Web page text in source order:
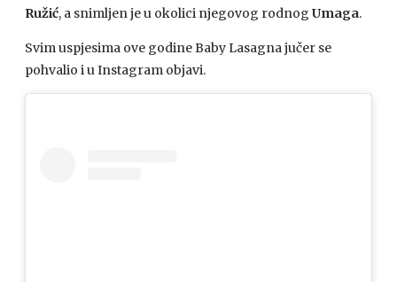
Ružić, a snimljen je u okolici njegovog rodnog Umaga.
Svim uspjesima ove godine Baby Lasagna jučer se
pohvalio i u Instagram objavi.